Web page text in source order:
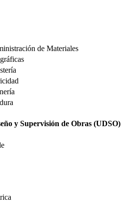
de Materiales
y Supervisión de Obras (UDSO)